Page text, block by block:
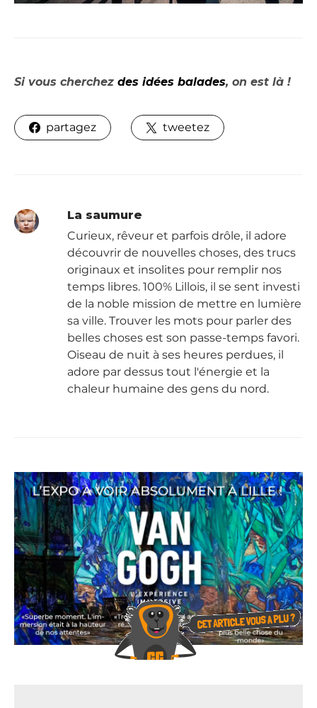
Si vous cherchez des idées balades, on est là !
partagez tweetez
La saumure
Curieux, rêveur et parfois drôle, il adore
découvrir de nouvelles choses, des trucs
originaux et insolites pour remplir nos
temps libres. 100% Lillois, il se sent investi
de la noble mission de mettre en lumière
sa ville. Trouver les mots pour parler des
belles choses est son passe-temps favori.
Oiseau de nuit à ses heures perdues, il
adore par dessus tout l'énergie et la
chaleur humaine des gens du nord.